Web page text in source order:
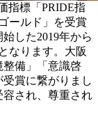
指標「PRIDE指
ールド」を受賞
した2019年から
なります。大阪
備」「意識啓
賞に繋がりまし
され、尊重され